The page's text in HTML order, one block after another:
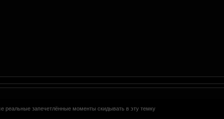
реальные запечетлённые моменты скидывать в эту темку